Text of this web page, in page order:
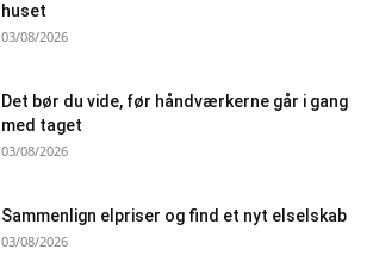
huset
03/08/2026
Det bør du vide, før håndværkerne går i gang
med taget
03/08/2026
Sammenlign elpriser og find et nyt elselskab
03/08/2026